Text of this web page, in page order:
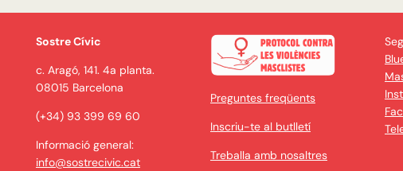
Sostre Cívic
c. Aragó, 141. 4a planta.
08015 Barcelona
(+34) 93 399 69 60
Informació general:
info@sostrecivic.cat
Preguntes freqüents
Inscriu-te al butlletí
Treballa amb nosaltres